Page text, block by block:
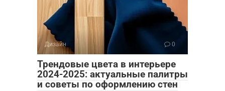
Дизайн 0
Трендовые цвета в интерьере
2024-2025: актуальные палитры
и советы по оформлению стен